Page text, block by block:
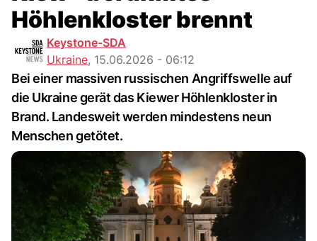
Höhlenkloster brennt
Keystone-SDA
Ukraine, 15.06.2026 - 06:12
Bei einer massiven russischen Angriffswelle auf
die Ukraine gerät das Kiewer Höhlenkloster in
Brand. Landesweit werden mindestens neun
Menschen getötet.